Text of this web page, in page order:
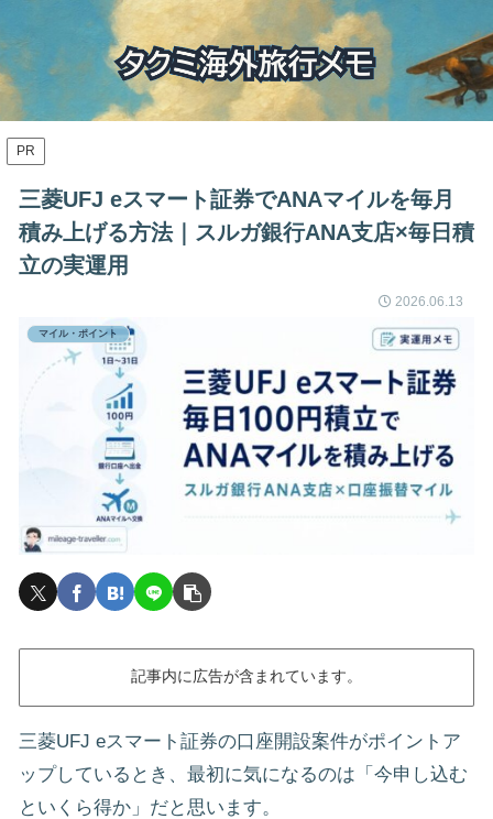
PR
三菱UFJ eスマート証券でANAマイルを毎月
積み上げる方法｜スルガ銀行ANA支店×毎日積
立の実運用
2026.06.13
マイル・ポイント
記事内に広告が含まれています。
三菱UFJ eスマート証券の口座開設案件がポイントア
ップしているとき、最初に気になるのは「今申し込む
といくら得か」だと思います。